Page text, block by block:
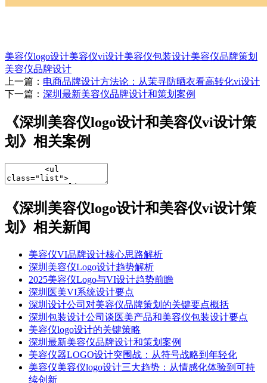
美容仪logo设计美容仪vi设计美容仪包装设计美容仪品牌策划
美容仪品牌设计
上一篇： 电商品牌设计方法论：从茉寻防晒衣看高转化vi设计
下一篇： 深圳最新美容仪品牌设计和策划案例
《深圳美容仪logo设计和美容仪vi设计策
划》相关案例
《深圳美容仪logo设计和美容仪vi设计策
划》相关新闻
​美容仪VI品牌设计核心思路解析​​
深圳美容仪Logo设计趋势解析​
2025美容仪Logo与VI设计趋势前瞻​​
深圳医美VI系统设计要点
深圳设计公司对美容仪品牌策划的关键要点概括
深圳包装设计公司谈医美产品和美容仪包装设计要点
美容仪logo设计的关键策略
深圳最新美容仪品牌设计和策划案例
美容仪器LOGO设计突围战：从符号战略到年轻化
美容仪美容仪logo设计三大趋势：从情感化体验到可持
续创新